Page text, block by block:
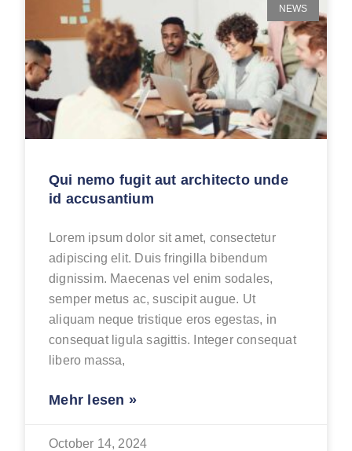
NEWS
Qui nemo fugit aut architecto unde
id accusantium
Lorem ipsum dolor sit amet, consectetur
adipiscing elit. Duis fringilla bibendum
dignissim. Maecenas vel enim sodales,
semper metus ac, suscipit augue. Ut
aliquam neque tristique eros egestas, in
consequat ligula sagittis. Integer consequat
libero massa,
Mehr lesen »
October 14, 2024